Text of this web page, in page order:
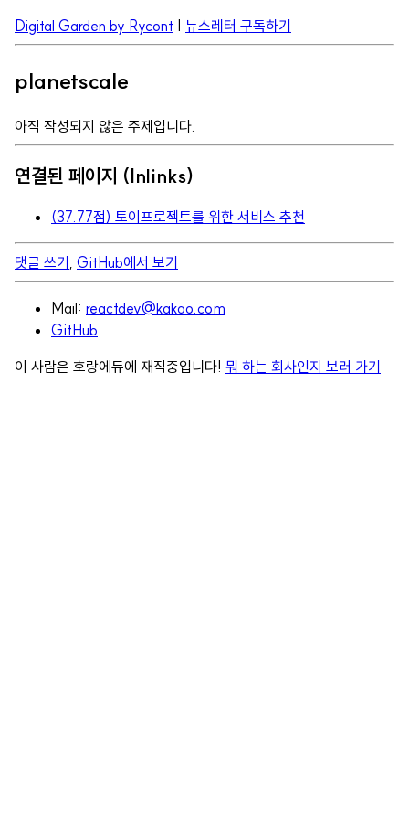
Digital Garden by Rycont 뉴스레터 구독하기
planetscale
아직 작성되지 않은 주제입니다.
연결된 페이지 (Inlinks)
(37.77점) 토이프로젝트를 위한 서비스 추천
댓글 쓰기 , GitHub에서 보기
Mail: reactdev@kakao.com
GitHub
이 사람은 호랑에듀에 재직중입니다! 뭐 하는 회사인지 보러 가기